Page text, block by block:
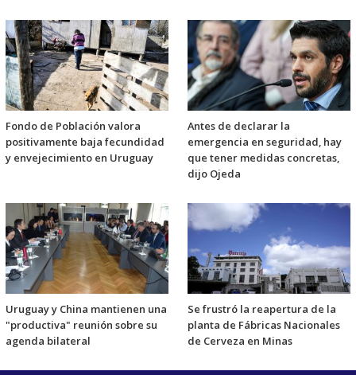
Fondo de Población valora
positivamente baja fecundidad
y envejecimiento en Uruguay
Antes de declarar la
emergencia en seguridad, hay
que tener medidas concretas,
dijo Ojeda
Uruguay y China mantienen una
"productiva" reunión sobre su
agenda bilateral
Se frustró la reapertura de la
planta de Fábricas Nacionales
de Cerveza en Minas